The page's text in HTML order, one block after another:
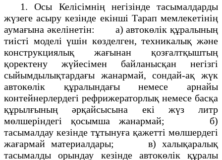
1. Осы Келiсiмнiң негiзiнде тасымалдарды
жүзеге асыру кезiнде екiншi Тарап мемлекетiнiң
аумағына әкелiнетiн: а) автокөлiк құралының
тиiстi моделi үшiн көзделген, техникалық және
конструкциялық жағынан қозғалтқыштың
қоректену жүйесiмен байланысқан негiзгi
сыйымдылықтардағы жанармай, сондай-ақ жүк
автокөлiк құралындағы немесе арнайы
контейнерлердегi рефрижераторлық немесе басқа
құрылғының әрқайсысына екi жүз литр
мөлшерiндегi қосымша жанармай; б)
тасымалдау кезiнде тұтынуға қажеттi мөлшердегi
жағармай материалдары; в) халықаралық
тасымалды орындау кезiнде автокөлiк құралы